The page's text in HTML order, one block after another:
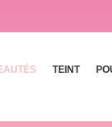
TEINT